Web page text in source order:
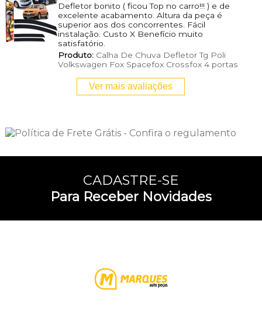
Defletor bonito ( ficou Top no carro!!! ) e de
excelente acabamento. Altura da peça é
superior aos dos concorrentes. Fácil
instalação. Custo X Benefício muito
satisfatório.
Produto:Calha De Chuva Defletor Tg Poli
Volkswagen Fox Spacefox Crossfox 4 portas
Ver mais avaliações
CADASTRE-SE
Para Receber Novidades